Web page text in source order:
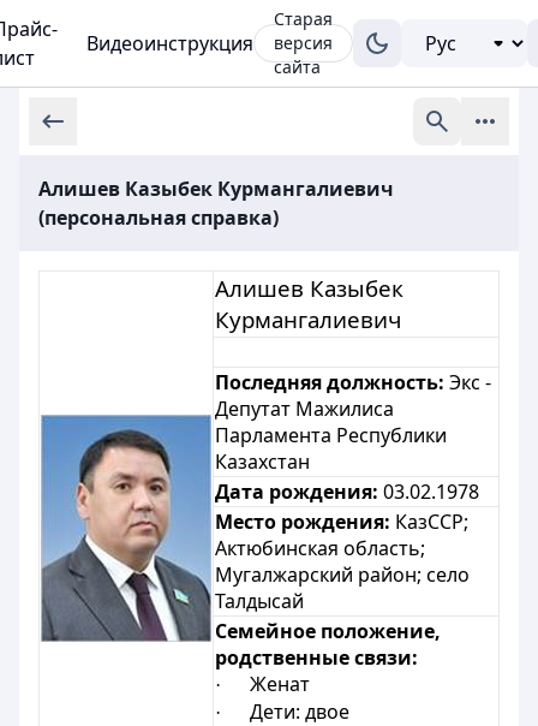
Видеоинструкция
Старая
версия
сайта
Алишев Казыбек Курмангалиевич
(персональная справка)
Алишев Казыбек
Курмангалиевич
Последняя должность: Экс -
Депутат Мажилиса
Парламента Республики
Казахстан
Дата рождения: 03.02.1978
Место рождения: КазССР;
Актюбинская область;
Мугалжарский район; село
Талдысай
Семейное положение,
родственные связи:
· Женат
·
Дети: двое